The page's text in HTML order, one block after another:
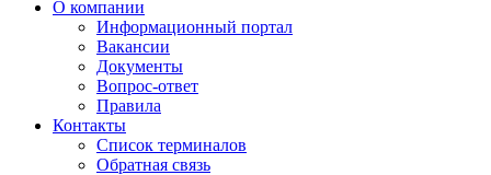
О компании
Информационный портал
Вакансии
Документы
Вопрос-ответ
Правила
Контакты
Список терминалов
Обратная связь